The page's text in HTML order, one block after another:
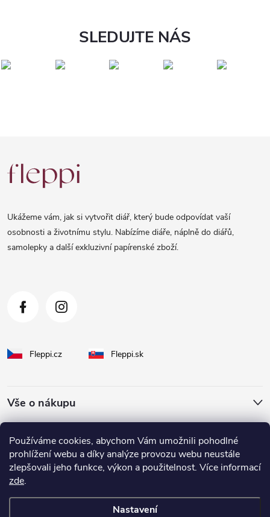
Používáme cookies, abychom Vám umožnili pohodlné
prohlížení webu a díky analýze provozu webu neustále
zlepšovali jeho funkce, výkon a použitelnost. Více informací
zde.
Nastavení
SLEDUJTE NÁS
á
Ukážeme vám, jak si vytvořit diář, který bude odpovídat vaší
osobnosti a životnímu stylu. Nabízíme diáře, náplně do diářů,
samolepky a další exkluzivní papírenské zboží.
Fleppi.cz Fleppi.sk
Vše o nákupu
O Fleppi
Inspirace pro vás